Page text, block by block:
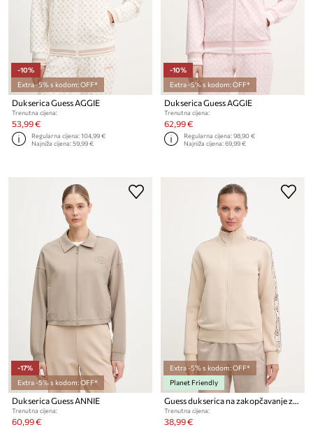
-10%
Extra -5% s kodom: OFF*
Dukserica Guess AGGIE
Trenutna cijena:
53,99 €
Regularna cijena:104,99 €
Najniža cijena:59,99 €
-10%
Extra -5% s kodom: OFF*
Dukserica Guess AGGIE
Trenutna cijena:
62,99 €
Regularna cijena:98,90 €
Najniža cijena:69,99 €
-17%
Extra -5% s kodom: OFF*
Dukserica Guess ANNIE
Trenutna cijena:
60,99 €
Extra -5% s kodom: OFF*
Planet Friendly
Guess dukserica na zakopčavanje za žene s pamukom BRITNEY
Trenutna cijena:
38,99 €